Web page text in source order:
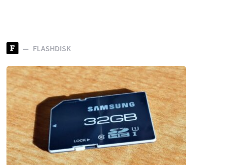
F FLASHDISK